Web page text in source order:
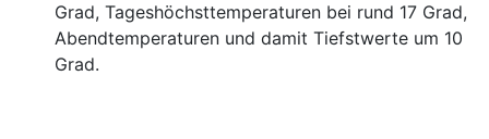
Grad, Tageshöchsttemperaturen bei rund 17 Grad,
Abendtemperaturen und damit Tiefstwerte um 10
Grad.